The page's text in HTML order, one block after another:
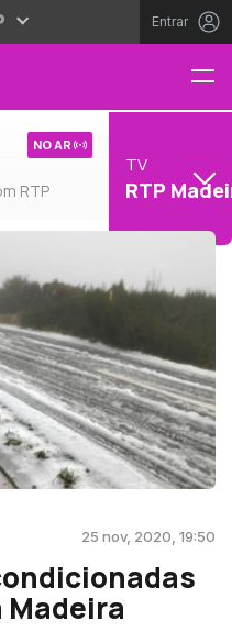
Entrar
RTP
NO AR
TV
RTP
25 nov, 2020, 19:50
Madeira